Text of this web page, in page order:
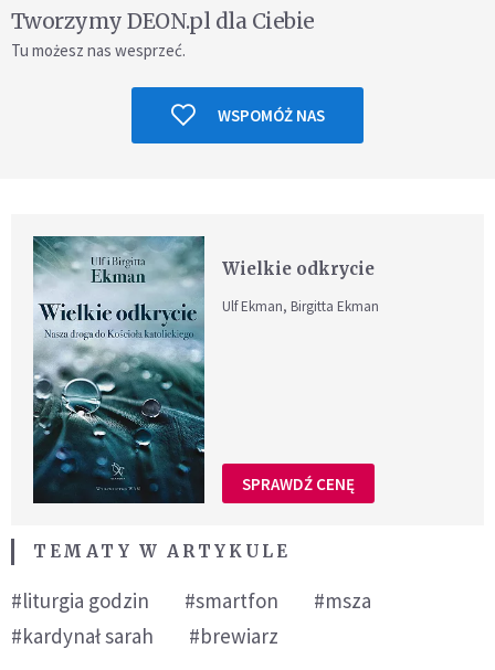
Tworzymy DEON.pl dla Ciebie
Tu możesz nas wesprzeć.
WSPOMÓŻ NAS
Wielkie odkrycie
Ulf Ekman, Birgitta Ekman
SPRAWDŹ CENĘ
TEMATY W ARTYKULE
#liturgia godzin #smartfon
#msza
#kardynał sarah
#brewiarz